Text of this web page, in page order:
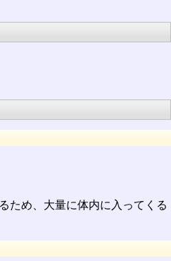
ため、大量に体内に入ってくる